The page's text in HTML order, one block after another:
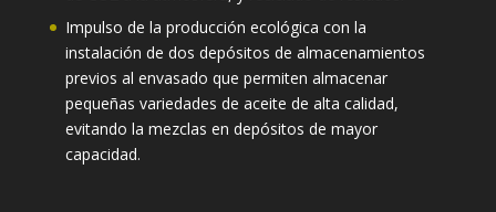
Impulso de la producción ecológica con la
instalación de dos depósitos de almacenamientos
previos al envasado que permiten almacenar
pequeñas variedades de aceite de alta calidad,
evitando la mezclas en depósitos de mayor
capacidad.